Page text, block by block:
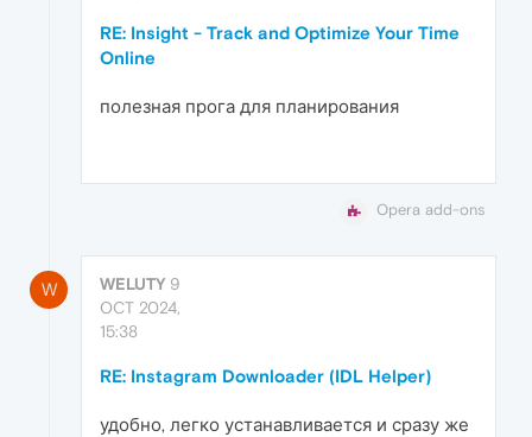
RE: Insight - Track and Optimize Your Time
Online
полезная прога для планирования
Opera add-ons
W WELUTY 9
OCT 2024,
15:38
RE: Instagram Downloader (IDL Helper)
удобно, легко устанавливается и сразу же